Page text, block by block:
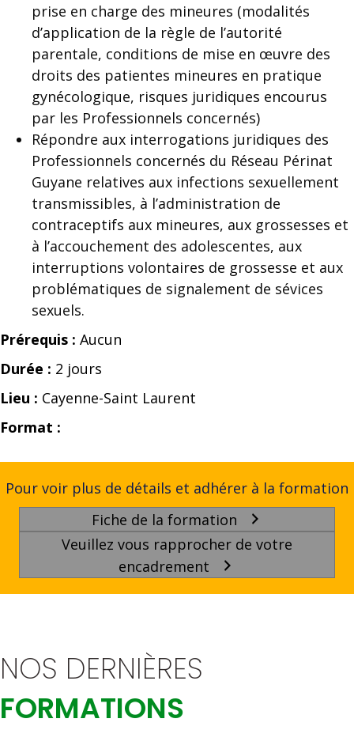
prise en charge des mineures (modalités
d’application de la règle de l’autorité
parentale, conditions de mise en œuvre des
droits des patientes mineures en pratique
gynécologique, risques juridiques encourus
par les Professionnels concernés)
Répondre aux interrogations juridiques des
Professionnels concernés du Réseau Périnat
Guyane relatives aux infections sexuellement
transmissibles, à l’administration de
contraceptifs aux mineures, aux grossesses et
à l’accouchement des adolescentes, aux
interruptions volontaires de grossesse et aux
problématiques de signalement de sévices
sexuels.
Prérequis : Aucun
Durée : 2 jours
Lieu : Cayenne-Saint Laurent
Format :
Pour voir plus de détails et adhérer à la formation
Fiche de la formation
Veuillez vous rapprocher de votre
encadrement
NOS DERNIÈRES
FORMATIONS